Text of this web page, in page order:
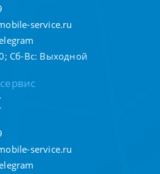
service.ru
Сб-Вс: Выходной
service.ru